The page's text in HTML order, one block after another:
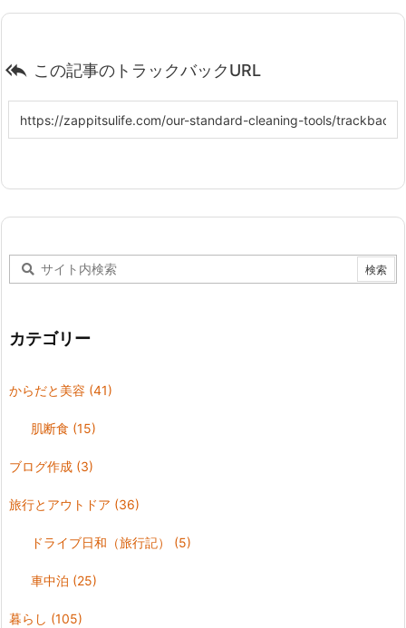
 この記事のトラックバックURL
カテゴリー
からだと美容 (41)
肌断食 (15)
ブログ作成 (3)
旅行とアウトドア (36)
ドライブ日和（旅行記） (5)
車中泊 (25)
暮らし (105)